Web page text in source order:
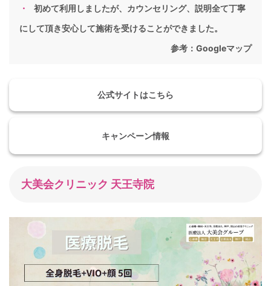
初めて利用しましたが、カウンセリング、説明全て丁寧
にして頂き安心して施術を受けることができました。
参考：Googleマップ
公式サイトはこちら
キャンペーン情報
大美会クリニック 天王寺院